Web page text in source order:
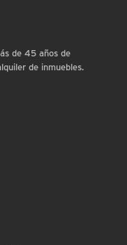
de 45 años de
de inmuebles.